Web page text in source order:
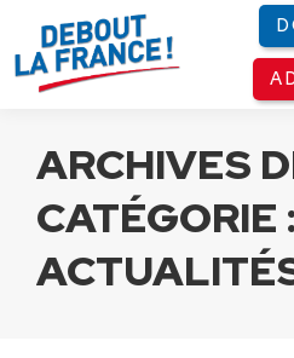
ARCHIVES
CATÉGORIE :
Panneau de gestion des cookies